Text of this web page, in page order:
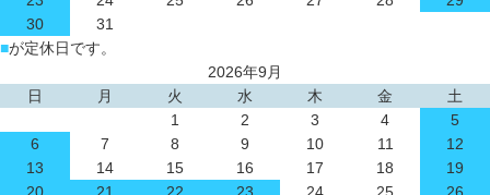
30
31
■が定休日です。
2026年9月
日
月 火 水 木 金
土
1
2 3 4
5
6
7 8 9 10 11
12
13
14 15 16 17 18
19